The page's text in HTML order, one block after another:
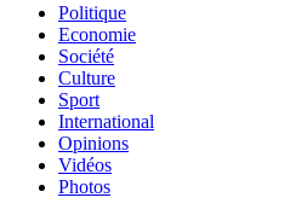
Politique
Economie
Société
Culture
Sport
International
Opinions
Vidéos
Photos